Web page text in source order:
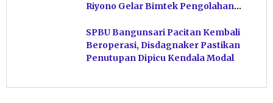
Riyono Gelar Bimtek Pengolahan
SPBU Bangunsari Pacitan Kembali
Beroperasi, Disdagnaker Pastikan
Penutupan Dipicu Kendala Modal